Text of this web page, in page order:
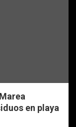
en playa